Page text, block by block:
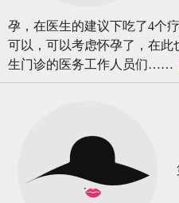
孕，在医生的建议下吃了4个
可以，可以考虑怀孕了，在
生门诊的医务工作人员们……